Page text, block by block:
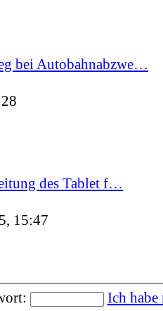
bei Autobahnabzwe…
des Tablet f…
15:47
Ich habe